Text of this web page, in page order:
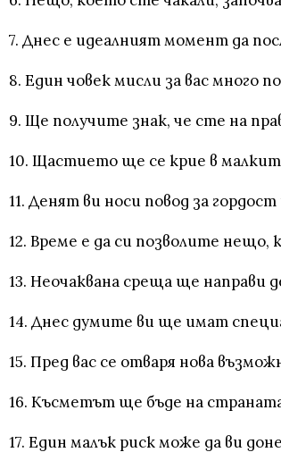
7. Днес е идеалният момент да
8. Един човек мисли за вас много
9. Ще получите знак, че сте на
10. Щастието ще се крие в
11. Денят ви носи повод за
12. Време е да си позволите нещо,
13. Неочаквана среща ще направи
14. Днес думите ви ще имат
15. Пред вас се отваря нова
16. Късметът ще бъде на
17. Един малък риск може да ви